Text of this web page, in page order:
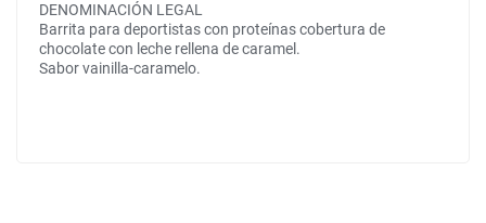
DENOMINACIÓN LEGAL
Barrita para deportistas con proteínas cobertura de
chocolate con leche rellena de caramel.
Sabor vainilla-caramelo.